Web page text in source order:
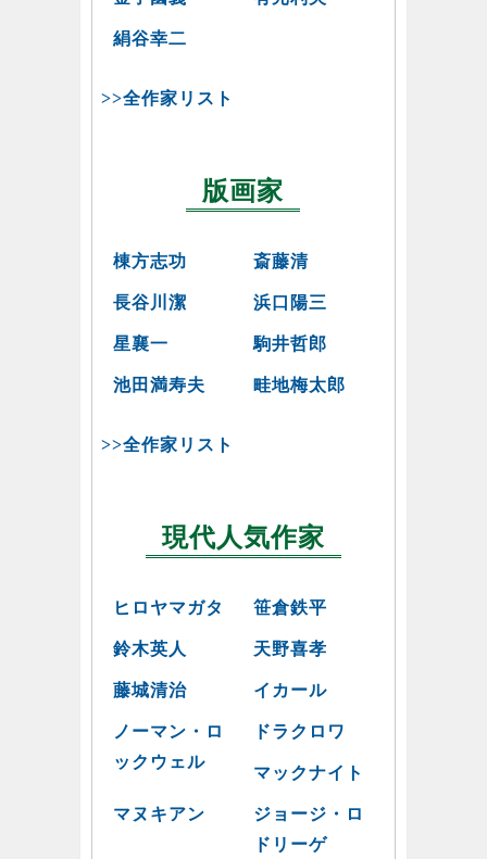
絹谷幸二
>>全作家リスト
版画家
棟方志功 斎藤清
長谷川潔 浜口陽三
星襄一 駒井哲郎
池田満寿夫 畦地梅太郎
>>全作家リスト
現代人気作家
ヒロヤマガタ 笹倉鉄平
鈴木英人 天野喜孝
藤城清治 イカール
ノーマン・ロ
ックウェル
ドラクロワ
マックナイト
マヌキアン
ジョージ・ロ
ドリーゲ